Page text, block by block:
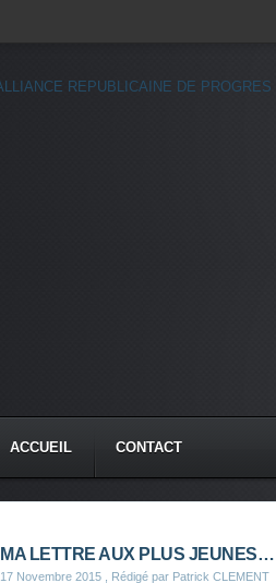
ACCUEIL CONTACT
MA LETTRE AUX PLUS JEUNES…
17 Novembre 2015 , Rédigé par Patrick CLEMENT